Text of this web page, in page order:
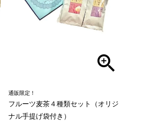
通販限定！
フルーツ麦茶４種類セット（オリジ
ナル手提げ袋付き）